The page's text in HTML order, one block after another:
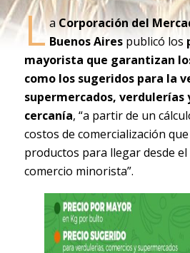
L a Corporación del
Buenos Airespublicó los
mayorista que garantizan
como los sugeridos para la
supermercados, verdulerías
cercanía, “a partir de un
costos de comercialización
productos para llegar desde
comercio minorista”.